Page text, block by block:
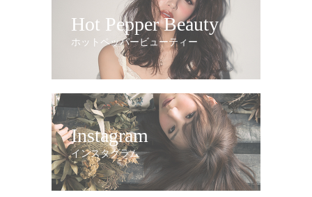
Hot Pepper Beauty
ホットペッパービューティー
Instagram
インスタグラム